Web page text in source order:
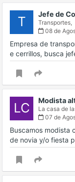
T Jefe de
Transportes,
08 de
Empresa de
e cerrillos, busca
LC Modista
La casa de
07 de
Buscamos modista
de novia y/o fiesta